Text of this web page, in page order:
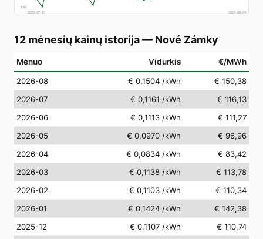
€80
2026-07-10
2026-08-09
12 mėnesių kainų istorija— Nové Zámky
Mėnuo Vidurkis €/MWh
2026-08 € 0,1504 /kWh
€ 150,38
2026-07
€ 0,1161 /kWh
€ 116,13
2026-06
€ 0,1113 /kWh
€ 111,27
2026-05
€ 0,0970 /kWh
€ 96,96
2026-04
€ 0,0834 /kWh
€ 83,42
2026-03
€ 0,1138 /kWh
€ 113,78
2026-02
€ 0,1103 /kWh
€ 110,34
2026-01
€ 0,1424 /kWh
€ 142,38
2025-12
€ 0,1107 /kWh
€ 110,74